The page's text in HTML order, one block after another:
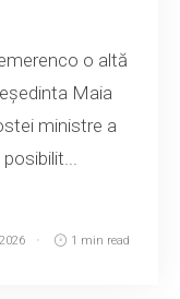
o altă
Maia
ministre a
1 min read